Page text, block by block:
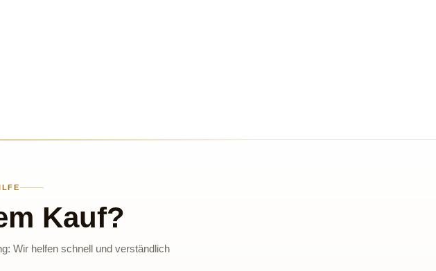
Kauf?
Wir helfen schnell und verständlich